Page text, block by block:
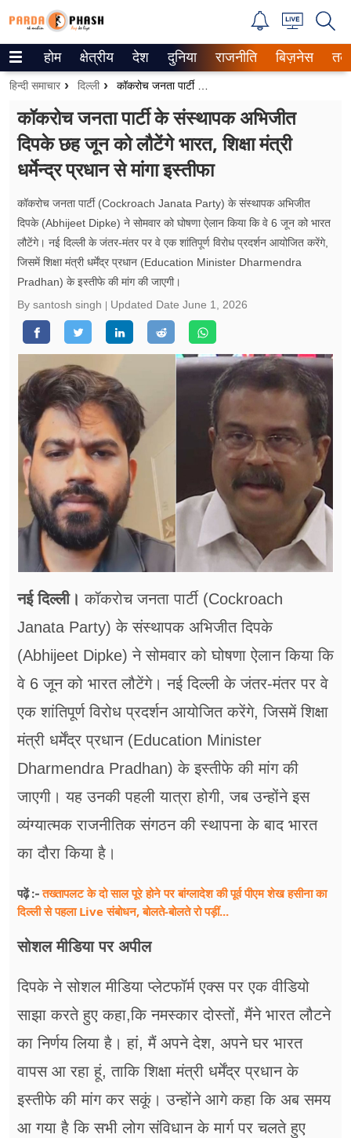
Trending on Google News
ePaper
वेब स्टोरीज
उत्तर प्रदेश
गैलरी
वीडियो
रिलेशनशिप
जीवन मंत्रा
फूड
सेहत
ब्‍यूटी
जॉब्स
शिक्षा
अन्य खबरें
होम क्षेत्रीय देश दुनिया राजनीति बिज़नेस
हिन्दी समाचार दिल्ली
कॉकरोच जनता पार्टी के संस्थापक अभिजीत
दिपके छह जून को लौटेंगे भारत, शिक्षा मंत्री
धर्मेन्द्र प्रधान से मांगा इस्तीफा
कॉकरोच जनता पार्टी (Cockroach Janata Party) के संस्थापक अभिजीत
दिपके (Abhijeet Dipke) ने सोमवार को घोषणा ऐलान​ किया कि वे 6 जून को भारत
लौटेंगे। नई दिल्ली के जंतर-मंतर पर वे एक शांतिपूर्ण विरोध प्रदर्शन आयोजित करेंगे,
जिसमें शिक्षा मंत्री धर्मेंद्र प्रधान (Education Minister Dharmendra
Pradhan) के इस्तीफे की मांग की जाएगी।
By santosh singh
Updated Date June 1, 2026
नई दिल्ली। कॉकरोच जनता पार्टी (Cockroach
Janata Party) के संस्थापक अभिजीत दिपके
(Abhijeet Dipke) ने सोमवार को घोषणा ऐलान​ किया कि
वे 6 जून को भारत लौटेंगे। नई दिल्ली के जंतर-मंतर पर वे
एक शांतिपूर्ण विरोध प्रदर्शन आयोजित करेंगे, जिसमें शिक्षा
मंत्री धर्मेंद्र प्रधान (Education Minister
Dharmendra Pradhan) के इस्तीफे की मांग की
जाएगी। यह उनकी पहली यात्रा होगी, जब उन्होंने इस
व्यंग्यात्मक राजनीतिक संगठन की स्थापना के बाद भारत
का दौरा किया है।
पढ़ें :-तख्तापलट के दो साल पूरे होने पर बांग्लादेश की पूर्व पीएम शेख हसीना का
दिल्ली से पहला Live संबोधन, बोलते-बोलते रो पड़ीं...
सोशल मीडिया पर अपील
दिपके ने सोशल मीडिया प्लेटफॉर्म एक्स पर एक वीडियो
साझा करते हुए कहा,कि नमस्कार दोस्तों, मैंने भारत लौटने
का निर्णय लिया है। हां, मैं अपने देश, अपने घर भारत
वापस आ रहा हूं, ताकि शिक्षा मंत्री धर्मेंद्र प्रधान के
इस्तीफे की मांग कर सकूं। उन्होंने आगे कहा कि अब समय
आ गया है कि सभी लोग संविधान के मार्ग पर चलते हुए